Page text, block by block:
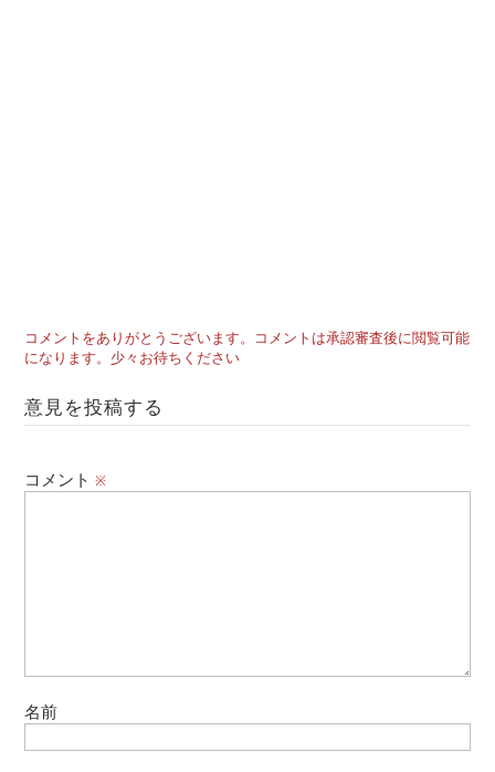
コメントをありがとうございます。コメントは承認審査後に閲覧可能
になります。少々お待ちください
意見を投稿する
コメント※
名前